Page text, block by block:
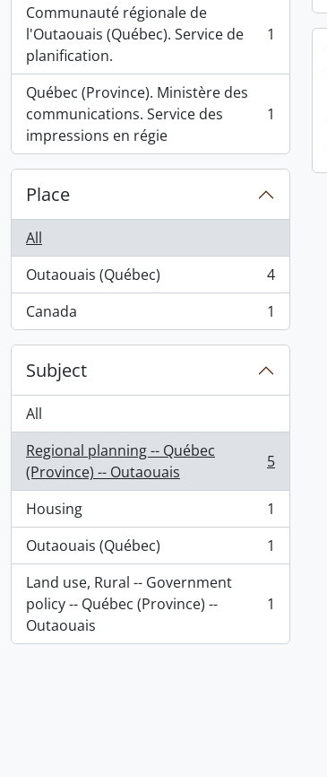
Communauté régionale de
l'Outaouais (Québec). Service de
planification.
, 1 results 1
Québec (Province). Ministère des
communications. Service des
impressions en régie
, 1 results 1
Place
All
Outaouais (Québec)
, 4 results
4
Canada
, 1 results 1
Subject
All
Regional planning -- Québec
(Province) -- Outaouais
, 5 results 5
Housing
, 1 results
1
Outaouais (Québec)
, 1 results
1
Land use, Rural -- Government
policy -- Québec (Province) --
Outaouais
, 1 results 1